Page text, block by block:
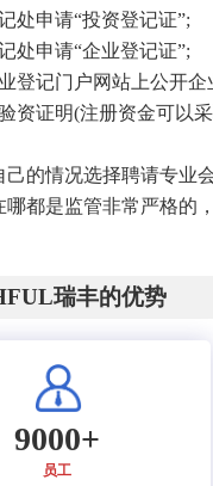
处申请“投资登记证”;
处申请“企业登记证”;
登记门户网站上公开企
资证明(注册资金可以
的情况选择聘请专业
都是监管非常严格的
瑞丰的优势
9000+
员工